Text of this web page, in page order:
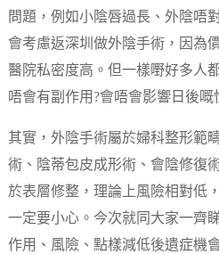
問題，例如小陰唇過長、外陰唔
會考慮返深圳做外陰手術，因為
醫院私密度高。但一樣嘢好多
唔會有副作用?會唔會影響日後
其實，外陰手術屬於婦科整形範
術、陰蒂包皮成形術、會陰修復
於表層修整，理論上風險相對低
一定要小心。今次就同大家一齊
作用、風險、點樣減低後遺症機